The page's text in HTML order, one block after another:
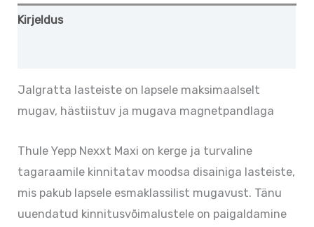
Kirjeldus
Jalgratta lasteiste on lapsele maksimaalselt
mugav, hästiistuv ja mugava magnetpandlaga
Thule Yepp Nexxt Maxi on kerge ja turvaline
tagaraamile kinnitatav moodsa disainiga lasteiste,
mis pakub lapsele esmaklassilist mugavust. Tänu
uuendatud kinnitusvõimalustele on paigaldamine